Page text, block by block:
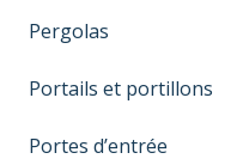
Pergolas
Portails et portillons
Portes d’entrée